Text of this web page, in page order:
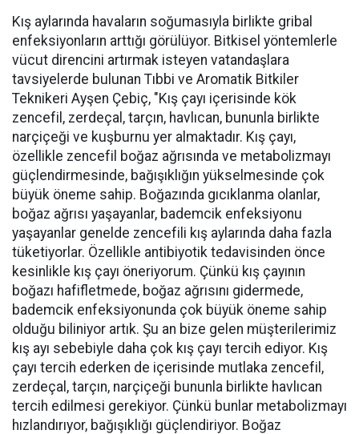
Kış aylarında havaların soğumasıyla birlikte gribal
enfeksiyonların arttığı görülüyor. Bitkisel yöntemlerle
vücut direncini artırmak isteyen vatandaşlara
tavsiyelerde bulunan Tıbbi ve Aromatik Bitkiler
Teknikeri Ayşen Çebiç, "Kış çayı içerisinde kök
zencefil, zerdeçal, tarçın, havlıcan, bununla birlikte
narçiçeği ve kuşburnu yer almaktadır. Kış çayı,
özellikle zencefil boğaz ağrısında ve metabolizmayı
güçlendirmesinde, bağışıklığın yükselmesinde çok
büyük öneme sahip. Boğazında gıcıklanma olanlar,
boğaz ağrısı yaşayanlar, bademcik enfeksiyonu
yaşayanlar genelde zencefili kış aylarında daha fazla
tüketiyorlar. Özellikle antibiyotik tedavisinden önce
kesinlikle kış çayı öneriyorum. Çünkü kış çayının
boğazı hafifletmede, boğaz ağrısını gidermede,
bademcik enfeksiyonunda çok büyük öneme sahip
olduğu biliniyor artık. Şu an bize gelen müşterilerimiz
kış ayı sebebiyle daha çok kış çayı tercih ediyor. Kış
çayı tercih ederken de içerisinde mutlaka zencefil,
zerdeçal, tarçın, narçiçeği bununla birlikte havlıcan
tercih edilmesi gerekiyor. Çünkü bunlar metabolizmayı
hızlandırıyor, bağışıklığı güçlendiriyor. Boğaz